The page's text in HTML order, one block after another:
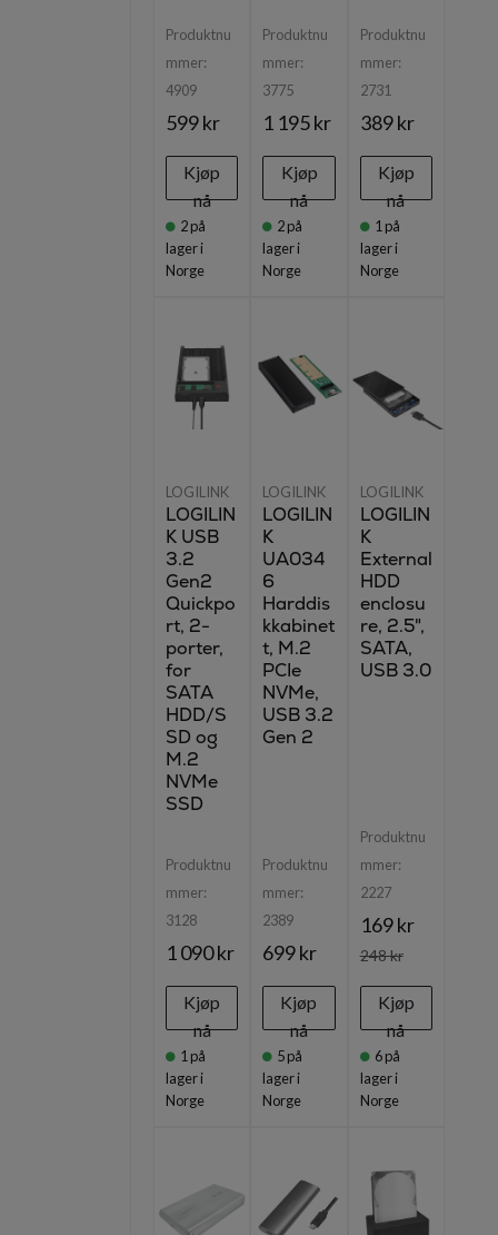
Produktnu
mmer:
4909
599 kr
Kjøp
nå
2på
lager i
Norge
Produktnu
mmer:
3775
1 195 kr
Kjøp
nå
2på
lager i
Norge
Produktnu
mmer:
2731
389 kr
Kjøp
nå
1 på
lager i
Norge
LOGILINK
LOGILIN
K USB
3.2
Gen2
Quickpo
rt, 2-
porter,
for
SATA
HDD/S
SD og
M.2
NVMe
SSD
Produktnu
mmer:
3128
1 090 kr
Kjøp
nå
1 på
lager i
Norge
LOGILINK
LOGILIN
K
UA034
6
Harddis
kkabinet
t, M.2
PCIe
NVMe,
USB 3.2
Gen 2
Produktnu
mmer:
2389
699 kr
Kjøp
nå
5på
lager i
Norge
LOGILINK
LOGILIN
K
External
HDD
enclosu
re, 2.5",
SATA,
USB 3.0
Produktnu
mmer:
2227
169 kr
248 kr
Kjøp
nå
6 på
lager i
Norge